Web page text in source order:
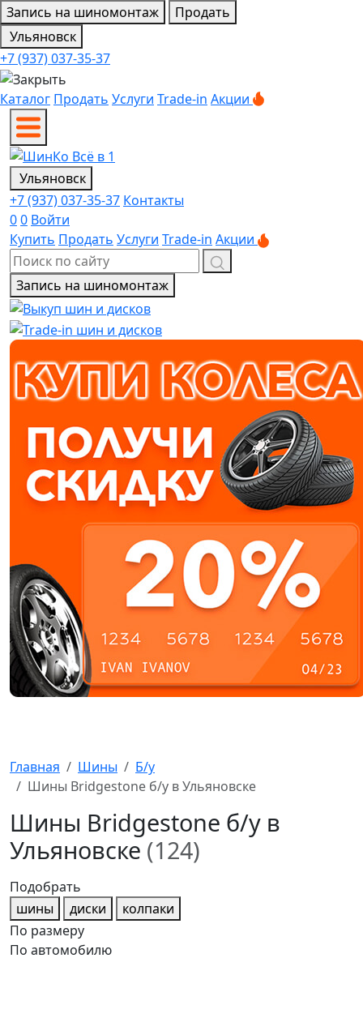
Запись на шиномонтаж
Продать
Ульяновск
+7 (937) 037-35-37
Каталог Продать Услуги Trade-in Акции
Ульяновск
+7 (937) 037-35-37 Контакты
00 Войти
Купить Продать Услуги Trade-in Акции
Запись на шиномонтаж
Главная Шины
Б/у
Шины Bridgestone б/у в Ульяновске
Шины Bridgestone б/у в
Ульяновске (124)
Подобрать
шины
диски
колпаки
По размеру
По автомобилю